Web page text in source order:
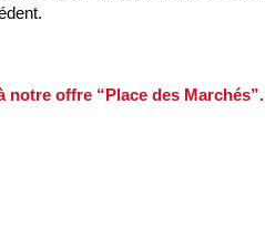
notre offre “Place des Marchés”.